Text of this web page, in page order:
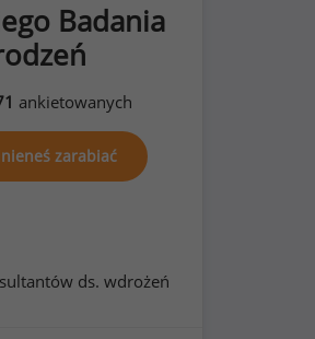
Badania
ankietowanych
zarabiać
ds. wdrożeń